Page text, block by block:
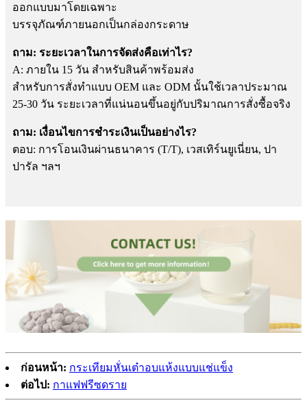
ออกแบบมาโดยเฉพาะ
บรรจุภัณฑ์ภายนอกเป็นกล่องกระดาษ
ถาม: ระยะเวลาในการจัดส่งคือเท่าไร?
A: ภายใน 15 วัน สำหรับสินค้าพร้อมส่ง
สำหรับการสั่งทำแบบ OEM และ ODM นั้นใช้เวลาประมาณ
25-30 วัน ระยะเวลาที่แน่นอนขึ้นอยู่กับปริมาณการสั่งซื้อจริง
ถาม: เงื่อนไขการชำระเงินเป็นอย่างไร?
ตอบ: การโอนเงินผ่านธนาคาร (T/T), เวสเทิร์นยูเนี่ยน, ปา
ปารัล ฯลฯ
ก่อนหน้า: กระเทียมหั่นเต๋าอบแห้งแบบแช่แข็ง
ต่อไป: กาแฟฟรีซดราย